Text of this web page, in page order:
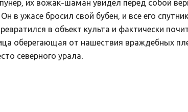
их вожак-шаман увидел перед собой
в ужасе бросил свой бубен, и все его
в объект культа и фактически
оберегающая от нашествия враждебных
северного урала.